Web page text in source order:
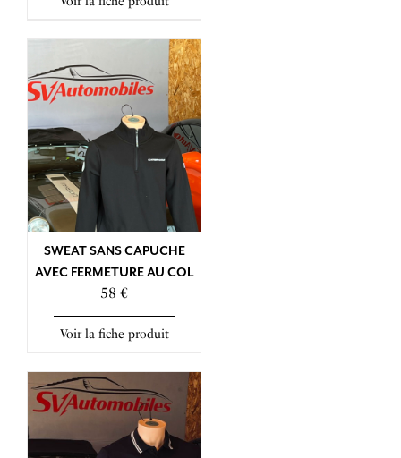
SWEAT SANS CAPUCHE
AVEC FERMETURE AU COL
58 €
Voir la fiche produit